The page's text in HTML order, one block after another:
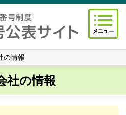
の情報
社の情報